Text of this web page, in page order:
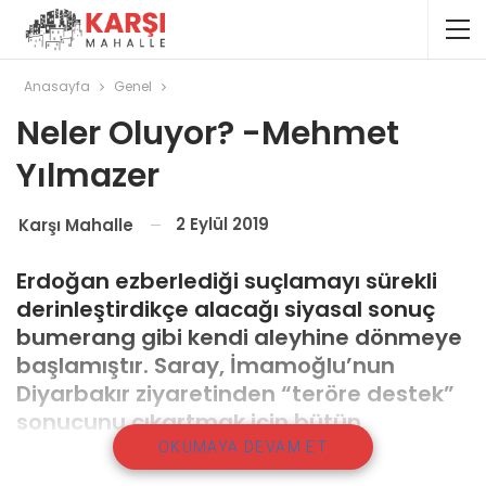
Anasayfa Genel
Neler Oluyor? -Mehmet
Yılmazer
Karşı Mahalle 2 Eylül 2019
Erdoğan ezberlediği suçlamayı sürekli
derinleştirdikçe alacağı siyasal sonuç
bumerang gibi kendi aleyhine dönmeye
başlamıştır. Saray, İmamoğlu’nun
Diyarbakır ziyaretinden “teröre destek”
sonucunu çıkartmak için bütün
imkanlarını seferber ediyor. Ancak
gürültünün yarattığı sonuç beklediği gibi
OKUMAYA DEVAM ET